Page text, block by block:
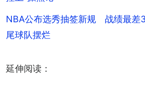
NBA公布选秀抽签新规 战绩最差
尾球队摆烂
延伸阅读：